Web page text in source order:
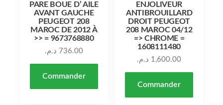
PARE BOUE D’ AILE
AVANT GAUCHE
PEUGEOT 208
MAROC DE 2012 À
>> = 9673768880
736.00 د.م.
Commander
ENJOLIVEUR
ANTIBROUILLARD
DROIT PEUGEOT
208 MAROC 04/12
=> CHROME =
1608111480
1,600.00 د.م.
Commander